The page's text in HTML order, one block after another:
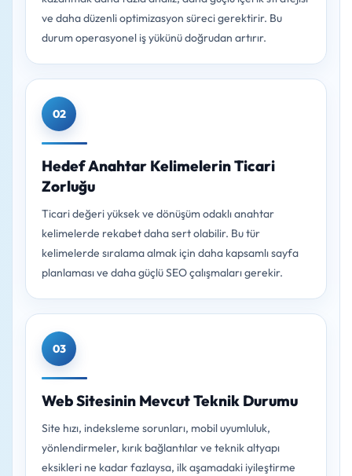
ve daha düzenli optimizasyon süreci gerektirir. Bu
durum operasyonel iş yükünü doğrudan artırır.
02
Hedef Anahtar Kelimelerin Ticari
Zorluğu
Ticari değeri yüksek ve dönüşüm odaklı anahtar
kelimelerde rekabet daha sert olabilir. Bu tür
kelimelerde sıralama almak için daha kapsamlı sayfa
planlaması ve daha güçlü SEO çalışmaları gerekir.
03
Web Sitesinin Mevcut Teknik Durumu
Site hızı, indeksleme sorunları, mobil uyumluluk,
yönlendirmeler, kırık bağlantılar ve teknik altyapı
eksikleri ne kadar fazlaysa, ilk aşamadaki iyileştirme